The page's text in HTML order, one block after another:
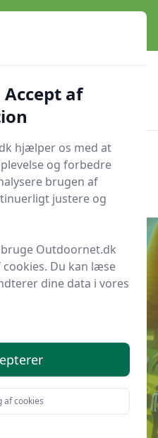
og grej til livet under åben
Perfekte
Fri
af
hjælper os med at
og forbedre
brugen af
justere og
Outdoornet.dk
Du kan læse
dine data i vores
af cookies